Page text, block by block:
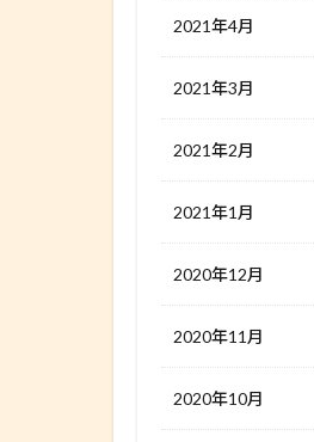
2021年4月
2021年3月
2021年2月
2021年1月
2020年12月
2020年11月
2020年10月